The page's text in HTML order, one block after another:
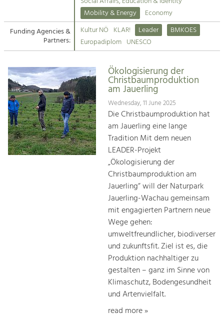
Suche
Impressum
Kontakt
Tourism
Offer Development and Positioning
Art & Culture
Crafts, Science and Research.
Social Affairs, Education
& Identity
Equality, Youth and Integration.
Climate Change, Public Transport and
Increase in Regional Value Added.
Mobility & Energy
Economy
Funding Agencies &
Partners:
Kultur NÖ KLAR! Leader
BMKOES
Europadiplom UNESCO
Ökologisierung der
Christbaumproduktion
am Jauerling
Wednesday, 11 June 2025
Die Christbaumproduktion hat
am Jauerling eine lange
Tradition Mit dem neuen
LEADER-Projekt
„Ökologisierung der
Christbaumproduktion am
Jauerling“ will der Naturpark
Jauerling-Wachau gemeinsam
mit engagierten Partnern neue
Wege gehen:
umweltfreundlicher, biodiverser
und zukunftsfit. Ziel ist es, die
Produktion nachhaltiger zu
gestalten – ganz im Sinne von
Klimaschutz, Bodengesundheit
und Artenvielfalt.
read more »